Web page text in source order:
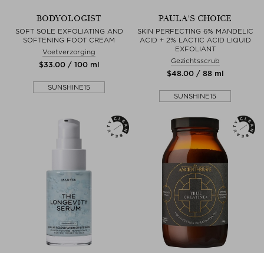
BODYOLOGIST
SOFT SOLE EXFOLIATING AND
SOFTENING FOOT CREAM
Voetverzorging
$‌33.00 / 100 ml
SUNSHINE15
PAULA'S CHOICE
SKIN PERFECTING 6% MANDELIC
ACID + 2% LACTIC ACID LIQUID
EXFOLIANT
Gezichtsscrub
$‌48.00 / 88 ml
SUNSHINE15